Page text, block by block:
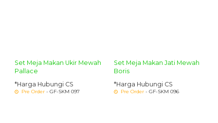
Set Meja Makan Ukir Mewah
Pallace
*Harga Hubungi CS
Pre Order - GF-SKM 097
Set Meja Makan Jati Mewah
Boris
*Harga Hubungi CS
Pre Order - GF-SKM 096